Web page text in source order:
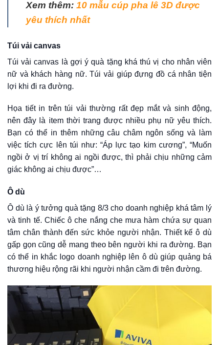
Xem thêm: 10 mẫu cúp pha lê 3D được
yêu thích nhất
Túi vải canvas
Túi vải canvas là gợi ý quà tặng khá thú vị cho nhân viên
nữ và khách hàng nữ. Túi vải giúp đựng đồ cá nhân tiện
lợi khi đi ra đường.
Họa tiết in trên túi vải thường rất đẹp mắt và sinh động,
nên đây là item thời trang được nhiều phụ nữ yêu thích.
Bạn có thể in thêm những câu châm ngôn sống và làm
việc tích cực lên túi như: “Áp lực tạo kim cương”, “Muốn
ngồi ở vị trí không ai ngồi được, thì phải chịu những cảm
giác không ai chịu được”…
Ô dù
Ô dù là ý tưởng quà tặng 8/3 cho doanh nghiệp khá tâm lý
và tinh tế. Chiếc ô che nắng che mưa hàm chứa sự quan
tâm chân thành đến sức khỏe người nhận. Thiết kế ô dù
gấp gọn cũng dễ mang theo bên người khi ra đường. Bạn
có thể in khắc logo doanh nghiệp lên ô dù giúp quảng bá
thương hiệu rộng rãi khi người nhận cầm đi trên đường.